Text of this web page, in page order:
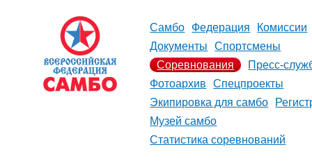
Самбо Федерация
Комиссии
Документы
Спортсмены
Соревнования
Пресс-
Фотоархив
Спецпроекты
Экипировка для самбо
Музей самбо
Статистика соревнований